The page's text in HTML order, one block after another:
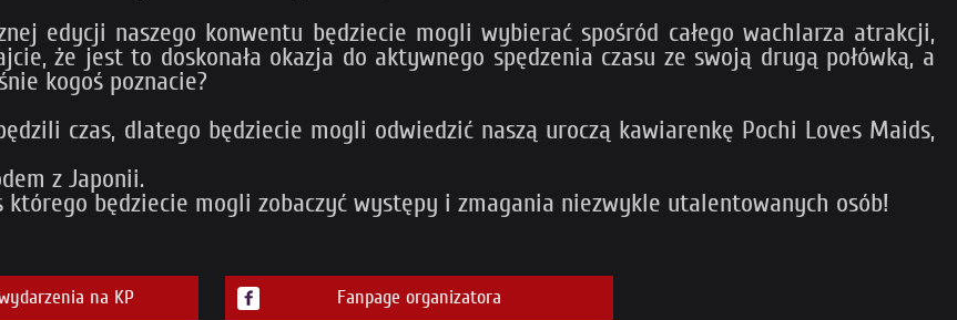
edycji naszego konwentu będziecie mogli wybierać spośród całego wachlarza atrakcji,
że jest to doskonała okazja do aktywnego spędzenia czasu ze swoją drugą połówką, a
kogoś poznacie?
czas, dlatego będziecie mogli odwiedzić naszą uroczą kawiarenkę Pochi Loves Maids,
z Japonii.
będziecie mogli zobaczyć występy i zmagania niezwykle utalentowanych osób!
na KP Fanpage organizatora